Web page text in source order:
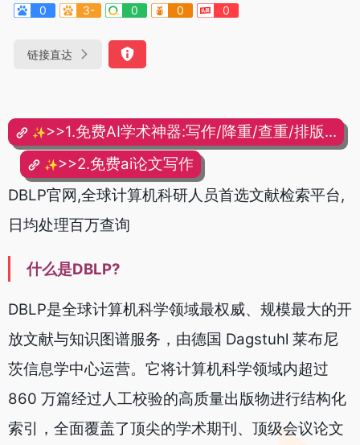
0
3- 0 0 0
链接直达
✨>>1.免费AI学术神器:写作/降重/查重/排版...
✨>>2.免费ai论文写作
DBLP官网,全球计算机科研人员首选文献检索平台,
日均处理百万查询
什么是DBLP?
DBLP是全球计算机科学领域最权威、规模最大的开
放文献与知识图谱服务，由德国 Dagstuhl 莱布尼
茨信息学中心运营。它将计算机科学领域内超过
860 万篇经过人工校验的高质量出版物进行结构化
索引，全面覆盖了顶尖的学术期刊、顶级会议论文